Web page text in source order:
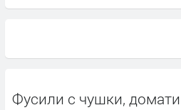
Фусили с чушки,